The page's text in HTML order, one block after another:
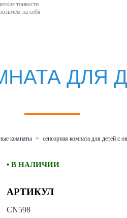
тонкости
на себя
ДЛЯ
комнаты > сенсорная комната для детей с
• В НАЛИЧИИ
АРТИКУЛ
CN598